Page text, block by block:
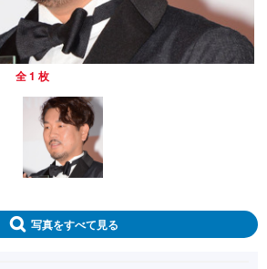
全 1 枚
写真をすべて見る